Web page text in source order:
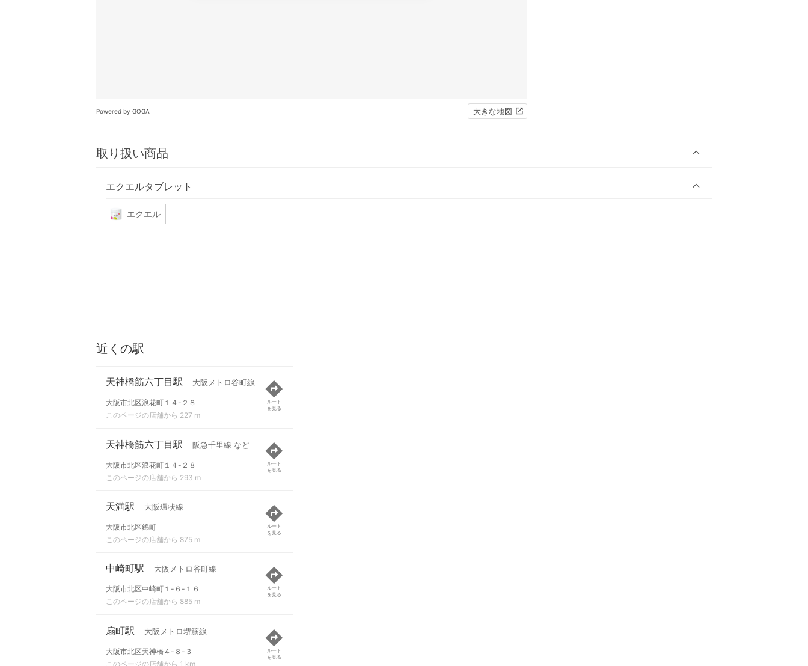
Powered by GOGA 大きな地図
取り扱い商品
エクエルタブレット
エクエル
近くの駅
天神橋筋六丁目駅 大阪メトロ谷町線
大阪市北区浪花町１４-２８
このページの店舗から 227 m
ルート
を見る
天神橋筋六丁目駅 阪急千里線 など
大阪市北区浪花町１４-２８
このページの店舗から 293 m
ルート
を見る
天満駅 大阪環状線
大阪市北区錦町
このページの店舗から 875 m
ルート
を見る
中崎町駅 大阪メトロ谷町線
大阪市北区中崎町１-６-１６
このページの店舗から 885 m
ルート
を見る
扇町駅 大阪メトロ堺筋線
大阪市北区天神橋４-８-３
このページの店舗から 1 km
ルート
を見る